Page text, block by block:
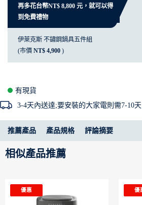
再多花台幣NT$ 8,800 元，就可以得
到免費禮物
伊萊克斯 不鏽鋼鍋具五件組
(市價 NT$ 4,900 )
有現貨
3-4天內送達;要安裝的大家電則需7-10天
推薦產品 產品規格 評論摘要
相似產品推薦